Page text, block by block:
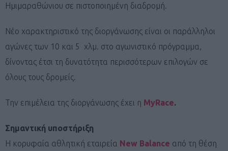
Ημιμαραθώνιου σε πιστοποιημένη διαδρομή.
Νέο χαρακτηριστικό της διοργάνωσης είναι οι παράλληλοι
αγώνες των 10 και 5 χλμ. στο αγωνιστικό πρόγραμμα,
δίνοντας έτσι τη δυνατότητα περισσότερων επιλογών σε
όλους τους δρομείς.
Την επιμέλεια της διοργάνωσης έχει η MyRace.
Σημαντική υποστήριξη
Η κορυφαία αθλητική εταιρεία New Balance από τη θέση